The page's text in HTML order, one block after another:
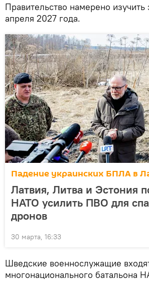
Правительство намерено изучить
апреля 2027 года.
Падение украинских БПЛА в
Латвия, Литва и Эстония
НАТО усилить ПВО для
дронов
30 марта, 16:33
Шведские военнослужащие
многонационального батальона